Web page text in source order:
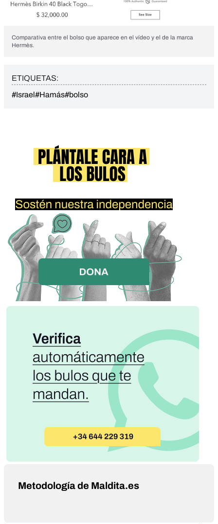
Comparativa entre el bolso que aparece en el vídeo y el de la marca
Hermès.
ETIQUETAS:
#Israel#Hamás#bolso
Metodología de Maldita.es